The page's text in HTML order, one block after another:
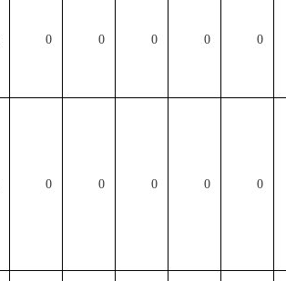
0 0 0 0 0
0 0 0 0 0